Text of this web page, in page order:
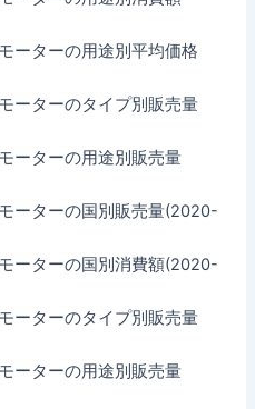
ーターの用途別平均価格
ーターのタイプ別販売量
ーターの用途別販売量
ーターの国別販売量(2020-
ーターの国別消費額(2020-
ーターのタイプ別販売量
ーターの用途別販売量